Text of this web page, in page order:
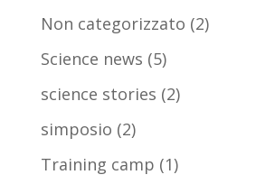
Non categorizzato (2)
Science news (5)
science stories (2)
simposio (2)
Training camp (1)